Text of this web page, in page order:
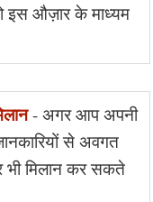
इस औज़ार के माध्यम
- अगर आप अपनी
से अवगत
भी मिलान कर सकते